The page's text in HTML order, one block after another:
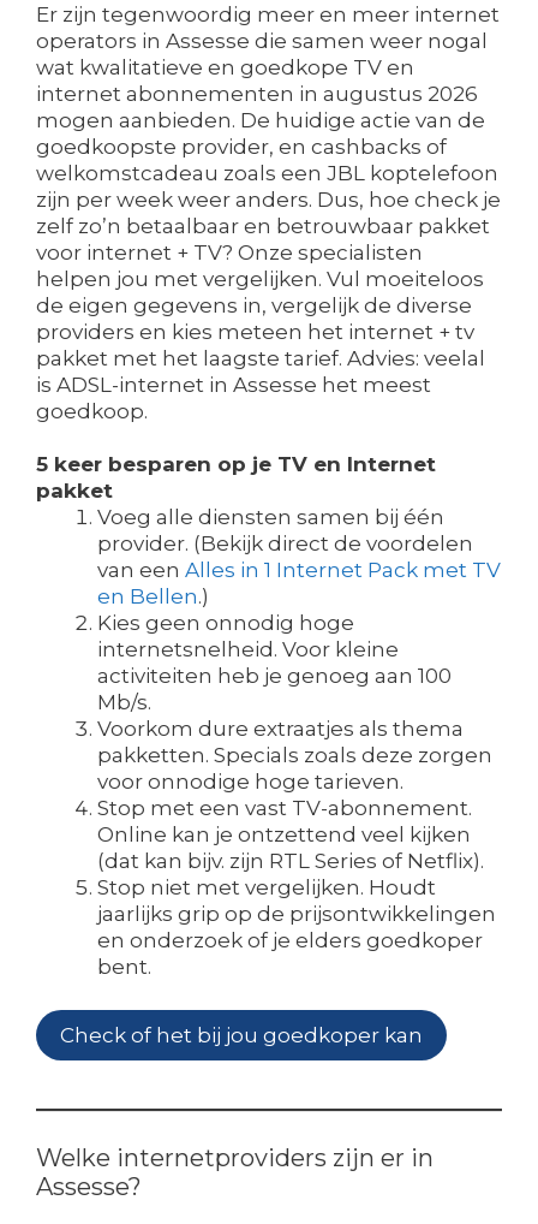
Er zijn tegenwoordig meer en meer internet
operators in Assesse die samen weer nogal
wat kwalitatieve en goedkope TV en
internet abonnementen in augustus 2026
mogen aanbieden. De huidige actie van de
goedkoopste provider, en cashbacks of
welkomstcadeau zoals een JBL koptelefoon
zijn per week weer anders. Dus, hoe check je
zelf zo’n betaalbaar en betrouwbaar pakket
voor internet + TV? Onze specialisten
helpen jou met vergelijken. Vul moeiteloos
de eigen gegevens in, vergelijk de diverse
providers en kies meteen het internet + tv
pakket met het laagste tarief. Advies: veelal
is ADSL-internet in Assesse het meest
goedkoop.
5 keer besparen op je TV en Internet
pakket
Voeg alle diensten samen bij één
provider. (Bekijk direct de voordelen
van een Alles in 1 Internet Pack met TV
en Bellen.)
Kies geen onnodig hoge
internetsnelheid. Voor kleine
activiteiten heb je genoeg aan 100
Mb/s.
Voorkom dure extraatjes als thema
pakketten. Specials zoals deze zorgen
voor onnodige hoge tarieven.
Stop met een vast TV-abonnement.
Online kan je ontzettend veel kijken
(dat kan bijv. zijn RTL Series of Netflix).
Stop niet met vergelijken. Houdt
jaarlijks grip op de prijsontwikkelingen
en onderzoek of je elders goedkoper
bent.
Check of het bij jou goedkoper kan
Welke internetproviders zijn er in
Assesse?